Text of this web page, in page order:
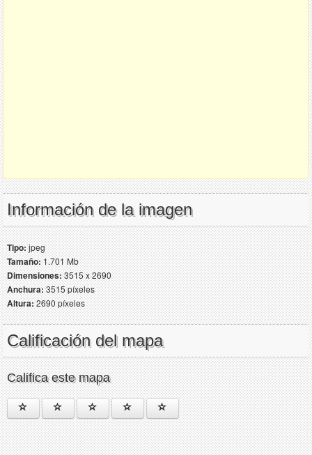
Información de la imagen
Tipo:jpeg
Tamaño:1.701 Mb
Dimensiones:3515 x 2690
Anchura:3515 píxeles
Altura:2690 píxeles
Calificación del mapa
Califica este mapa